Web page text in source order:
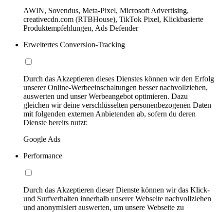
AWIN, Sovendus, Meta-Pixel, Microsoft Advertising,
creativecdn.com (RTBHouse), TikTok Pixel, Klickbasierte
Produktempfehlungen, Ads Defender
Erweitertes Conversion-Tracking
Durch das Akzeptieren dieses Dienstes können wir den Erfolg
unserer Online-Werbeeinschaltungen besser nachvollziehen,
auswerten und unser Werbeangebot optimieren. Dazu
gleichen wir deine verschlüsselten personenbezogenen Daten
mit folgenden externen Anbietenden ab, sofern du deren
Dienste bereits nutzt:
Google Ads
Performance
Durch das Akzeptieren dieser Dienste können wir das Klick-
und Surfverhalten innerhalb unserer Webseite nachvollziehen
und anonymisiert auswerten, um unsere Webseite zu